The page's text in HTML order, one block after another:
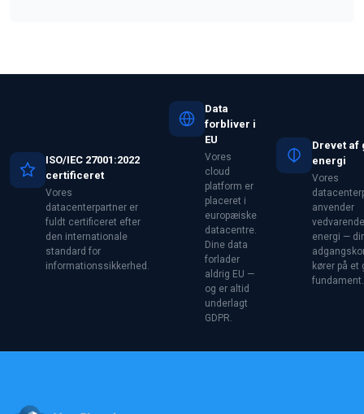
ISO/IEC 27001:2022
certificeret
Vores
datacenterpartner er
fuldt certificeret efter
den internationale
standard for
informationssikkerhed.
Data
forbliver i
EU
Vores
cloud
platform er
placeret i
europæiske
datacentre.
Dine data
forlader
aldrig EU —
og er altid
underlagt
GDPR.
Drevet af
energi
Vores
anvender
vedvarende
energi —
kører på et
fundament.